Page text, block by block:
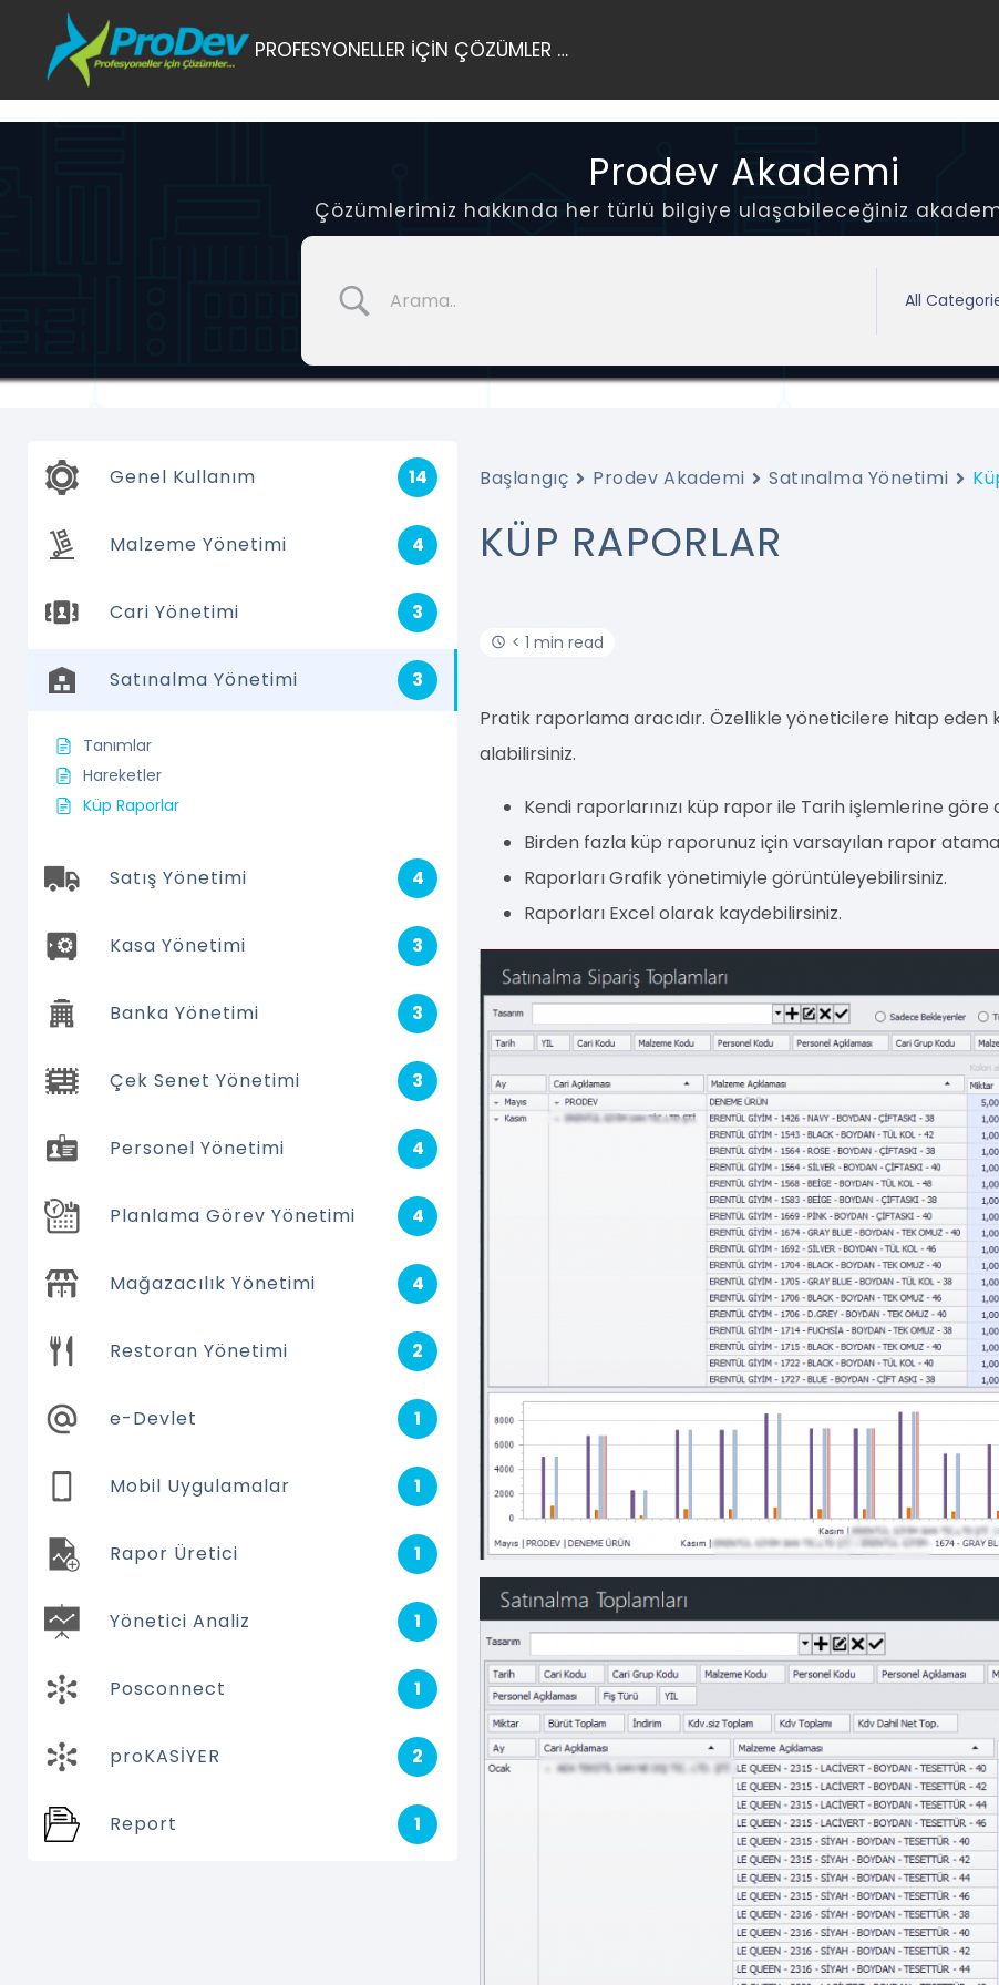
content
PROFESYONELLER İÇİN ÇÖZÜMLER …
Prodev Akademi
Çözümlerimiz hakkında her türlü bilgiye ulaşabileceğiniz
Genel Kullanım 14
Malzeme Yönetimi 4
Cari Yönetimi 3
Satınalma Yönetimi 3
Tanımlar
Hareketler
Küp Raporlar
Satış Yönetimi 4
Kasa Yönetimi 3
Banka Yönetimi 3
Çek Senet Yönetimi 3
Personel Yönetimi 4
Planlama Görev Yönetimi 4
Mağazacılık Yönetimi 4
Restoran Yönetimi 2
e-Devlet 1
Mobil Uygulamalar 1
Rapor Üretici 1
Yönetici Analiz 1
Posconnect 1
proKASİYER 2
Report 1
Başlangıç Prodev Akademi Satınalma Yönetimi
KÜP RAPORLAR
< 1 min read
Pratik raporlama aracıdır. Özellikle yöneticilere hitap
alabilirsiniz.
Kendi raporlarınızı küp rapor ile Tarih işlemlerine
Birden fazla küp raporunuz için varsayılan rapor
Raporları Grafik yönetimiyle görüntüleyebilirsiniz.
Raporları Excel olarak kaydebilirsiniz.